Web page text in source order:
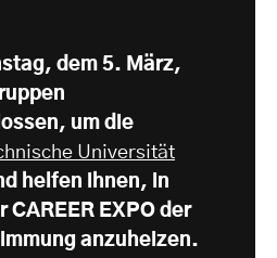
dem 5. März,
um die
Universität
helfen ihnen, in
CAREER EXPO der
anzuheizen.